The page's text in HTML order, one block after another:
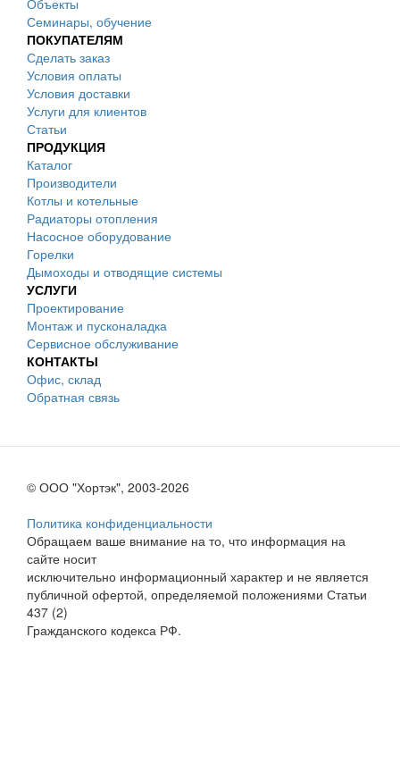
Объекты
Семинары, обучение
ПОКУПАТЕЛЯМ
Сделать заказ
Условия оплаты
Условия доставки
Услуги для клиентов
Статьи
ПРОДУКЦИЯ
Каталог
Производители
Котлы и котельные
Радиаторы отопления
Насосное оборудование
Горелки
Дымоходы и отводящие системы
УСЛУГИ
Проектирование
Монтаж и пусконаладка
Сервисное обслуживание
КОНТАКТЫ
Офис, склад
Обратная связь
© ООО "Хортэк", 2003-2026
Политика конфиденциальности
Обращаем ваше внимание на то, что информация на
сайте носит
исключительно информационный характер и не является
публичной офертой, определяемой положениями Статьи
437 (2)
Гражданского кодекса РФ.